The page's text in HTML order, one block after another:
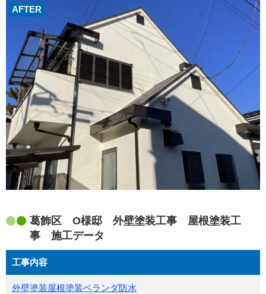
AFTER
葛飾区 O様邸 外壁塗装工事 屋根塗装工
事 施工データ
工事内容
外壁塗装屋根塗装ベランダ防水